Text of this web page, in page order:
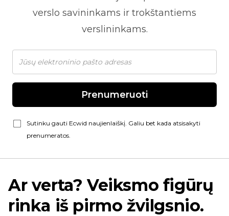
verslo savininkams ir trokštantiems
verslininkams.
Prenumeruoti
Sutinku gauti Ecwid naujienlaiškį. Galiu bet kada atsisakyti
prenumeratos.
Ar verta? Veiksmo figūrų
rinka iš pirmo žvilgsnio.